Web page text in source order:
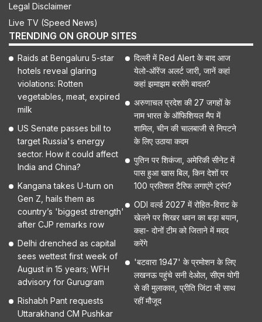
Legal Disclaimer
Live TV (Speed News)
TRENDING ON GROUP SITES
Raids at Bengaluru 5-star
hotels reveal glaring
violations: Rotten
vegetables, meat, expired
milk
US Senate passes bill to
target Russia's energy
sector. How it could affect
India and China?
Kangana takes U-turn on
Gen Z, hails them as
country’s 'biggest strength'
after CJP remarks row
Delhi drenched as capital
sees wettest first week of
August in 15 years; WFH
advisory for Gurugram
Rishabh Pant requests
Uttarakhand CM Pushkar
दिल्ली में Red Alert के बाद आज
येलो-ऑरेंज अलर्ट जारी, जानें कहां
कहां झमाझम बरसेंगे बादल?
अरुणाचल प्रदेश की 27 जगहों के
नाम भारत के ऑफिशियल मैप में
शामिल, चीन की चालबाजी से निपटने
के लिए उठाया कदम
पुतिन पर शिकंजा, अमेरिकी सीनेट में
पास हुआ खास बिल, किन देशों पर
100 प्रतिशत टैरिफ लगाएंगे ट्रंप?
ODI वर्ल्ड 2027 में रोहित-विराट के
खेलने पर शिखर धवन का बड़ा बयान,
कहा- दोनों टीम को जिताने में मदद
करेंगे
'बटवारा 1947' के प्रमोशन के लिए
लखनऊ पहुंचे सनी देओल, सीएम योगी
से की मुलाकात, प्रीति जिंटा भी साथ
रहीं मौजूद